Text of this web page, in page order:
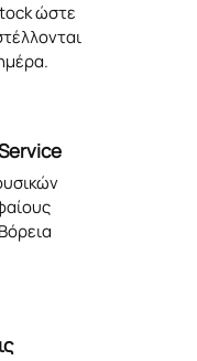
ώστε